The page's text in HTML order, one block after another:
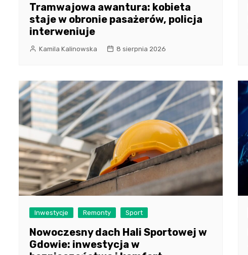
Tramwajowa awantura: kobieta
staje w obronie pasażerów, policja
interweniuje
Kamila Kalinowska 8 sierpnia 2026
Inwestycje Remonty Sport
Nowoczesny dach Hali Sportowej w
Gdowie: inwestycja w